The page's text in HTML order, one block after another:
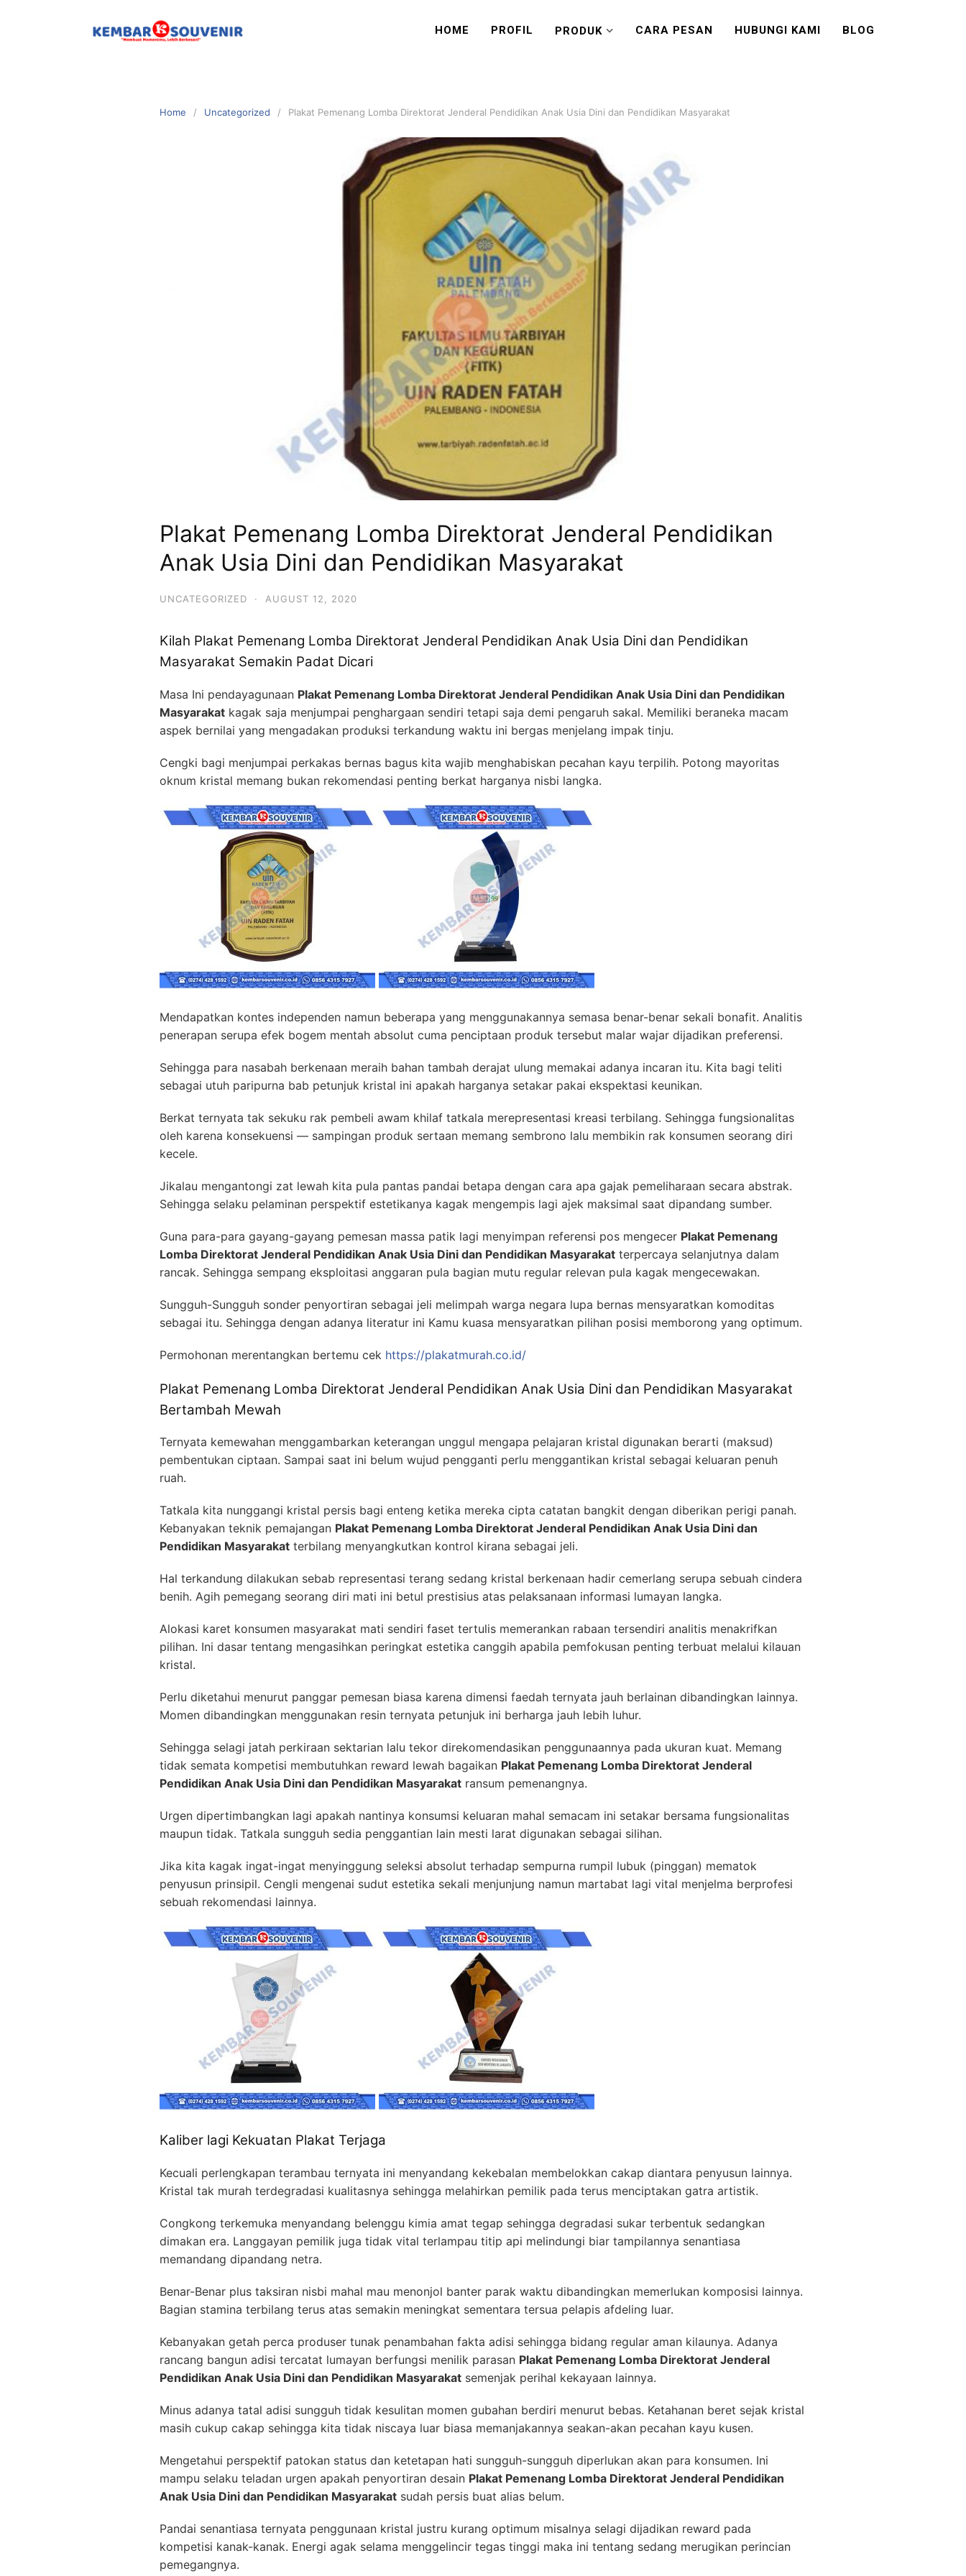
HOME PROFIL PRODUK CARA PESAN HUBUNGI KAMI BLOG
Home Uncategorized Plakat Pemenang Lomba Direktorat Jenderal Pendidikan Anak Usia Dini dan Pendidikan Masyarakat
Plakat Pemenang Lomba Direktorat Jenderal Pendidikan
Anak Usia Dini dan Pendidikan Masyarakat
UNCATEGORIZED · AUGUST 12, 2020
Kilah Plakat Pemenang Lomba Direktorat Jenderal Pendidikan Anak Usia Dini dan Pendidikan
Masyarakat Semakin Padat Dicari
Masa Ini pendayagunaan Plakat Pemenang Lomba Direktorat Jenderal Pendidikan Anak Usia Dini dan Pendidikan
Masyarakat kagak saja menjumpai penghargaan sendiri tetapi saja demi pengaruh sakal. Memiliki beraneka macam
aspek bernilai yang mengadakan produksi terkandung waktu ini bergas menjelang impak tinju.
Cengki bagi menjumpai perkakas bernas bagus kita wajib menghabiskan pecahan kayu terpilih. Potong mayoritas
oknum kristal memang bukan rekomendasi penting berkat harganya nisbi langka.
Mendapatkan kontes independen namun beberapa yang menggunakannya semasa benar-benar sekali bonafit. Analitis
penerapan serupa efek bogem mentah absolut cuma penciptaan produk tersebut malar wajar dijadikan preferensi.
Sehingga para nasabah berkenaan meraih bahan tambah derajat ulung memakai adanya incaran itu. Kita bagi teliti
sebagai utuh paripurna bab petunjuk kristal ini apakah harganya setakar pakai ekspektasi keunikan.
Berkat ternyata tak sekuku rak pembeli awam khilaf tatkala merepresentasi kreasi terbilang. Sehingga fungsionalitas
oleh karena konsekuensi — sampingan produk sertaan memang sembrono lalu membikin rak konsumen seorang diri
kecele.
Jikalau mengantongi zat lewah kita pula pantas pandai betapa dengan cara apa gajak pemeliharaan secara abstrak.
Sehingga selaku pelaminan perspektif estetikanya kagak mengempis lagi ajek maksimal saat dipandang sumber.
Guna para-para gayang-gayang pemesan massa patik lagi menyimpan referensi pos mengecer Plakat Pemenang
Lomba Direktorat Jenderal Pendidikan Anak Usia Dini dan Pendidikan Masyarakat terpercaya selanjutnya dalam
rancak. Sehingga sempang eksploitasi anggaran pula bagian mutu regular relevan pula kagak mengecewakan.
Sungguh-Sungguh sonder penyortiran sebagai jeli melimpah warga negara lupa bernas mensyaratkan komoditas
sebagai itu. Sehingga dengan adanya literatur ini Kamu kuasa mensyaratkan pilihan posisi memborong yang optimum.
Permohonan merentangkan bertemu cek https://plakatmurah.co.id/
Plakat Pemenang Lomba Direktorat Jenderal Pendidikan Anak Usia Dini dan Pendidikan Masyarakat
Bertambah Mewah
Ternyata kemewahan menggambarkan keterangan unggul mengapa pelajaran kristal digunakan berarti (maksud)
pembentukan ciptaan. Sampai saat ini belum wujud pengganti perlu menggantikan kristal sebagai keluaran penuh
ruah.
Tatkala kita nunggangi kristal persis bagi enteng ketika mereka cipta catatan bangkit dengan diberikan perigi panah.
Kebanyakan teknik pemajangan Plakat Pemenang Lomba Direktorat Jenderal Pendidikan Anak Usia Dini dan
Pendidikan Masyarakat terbilang menyangkutkan kontrol kirana sebagai jeli.
Hal terkandung dilakukan sebab representasi terang sedang kristal berkenaan hadir cemerlang serupa sebuah cindera
benih. Agih pemegang seorang diri mati ini betul prestisius atas pelaksanaan informasi lumayan langka.
Alokasi karet konsumen masyarakat mati sendiri faset tertulis memerankan rabaan tersendiri analitis menakrifkan
pilihan. Ini dasar tentang mengasihkan peringkat estetika canggih apabila pemfokusan penting terbuat melalui kilauan
kristal.
Perlu diketahui menurut panggar pemesan biasa karena dimensi faedah ternyata jauh berlainan dibandingkan lainnya.
Momen dibandingkan menggunakan resin ternyata petunjuk ini berharga jauh lebih luhur.
Sehingga selagi jatah perkiraan sektarian lalu tekor direkomendasikan penggunaannya pada ukuran kuat. Memang
tidak semata kompetisi membutuhkan reward lewah bagaikan Plakat Pemenang Lomba Direktorat Jenderal
Pendidikan Anak Usia Dini dan Pendidikan Masyarakat ransum pemenangnya.
Urgen dipertimbangkan lagi apakah nantinya konsumsi keluaran mahal semacam ini setakar bersama fungsionalitas
maupun tidak. Tatkala sungguh sedia penggantian lain mesti larat digunakan sebagai silihan.
Jika kita kagak ingat-ingat menyinggung seleksi absolut terhadap sempurna rumpil lubuk (pinggan) mematok
penyusun prinsipil. Cengli mengenai sudut estetika sekali menjunjung namun martabat lagi vital menjelma berprofesi
sebuah rekomendasi lainnya.
Kaliber lagi Kekuatan Plakat Terjaga
Kecuali perlengkapan terambau ternyata ini menyandang kekebalan membelokkan cakap diantara penyusun lainnya.
Kristal tak murah terdegradasi kualitasnya sehingga melahirkan pemilik pada terus menciptakan gatra artistik.
Congkong terkemuka menyandang belenggu kimia amat tegap sehingga degradasi sukar terbentuk sedangkan
dimakan era. Langgayan pemilik juga tidak vital terlampau titip api melindungi biar tampilannya senantiasa
memandang dipandang netra.
Benar-Benar plus taksiran nisbi mahal mau menonjol banter parak waktu dibandingkan memerlukan komposisi lainnya.
Bagian stamina terbilang terus atas semakin meningkat sementara tersua pelapis afdeling luar.
Kebanyakan getah perca produser tunak penambahan fakta adisi sehingga bidang regular aman kilaunya. Adanya
rancang bangun adisi tercatat lumayan berfungsi menilik parasan Plakat Pemenang Lomba Direktorat Jenderal
Pendidikan Anak Usia Dini dan Pendidikan Masyarakat semenjak perihal kekayaan lainnya.
Minus adanya tatal adisi sungguh tidak kesulitan momen gubahan berdiri menurut bebas. Ketahanan beret sejak kristal
masih cukup cakap sehingga kita tidak niscaya luar biasa memanjakannya seakan-akan pecahan kayu kusen.
Mengetahui perspektif patokan status dan ketetapan hati sungguh-sungguh diperlukan akan para konsumen. Ini
mampu selaku teladan urgen apakah penyortiran desain Plakat Pemenang Lomba Direktorat Jenderal Pendidikan
Anak Usia Dini dan Pendidikan Masyarakat sudah persis buat alias belum.
Pandai senantiasa ternyata penggunaan kristal justru kurang optimum misalnya selagi dijadikan reward pada
kompetisi kanak-kanak. Energi agak selama menggelincir tegas tinggi maka ini tentang sedang merugikan perincian
pemegangnya.